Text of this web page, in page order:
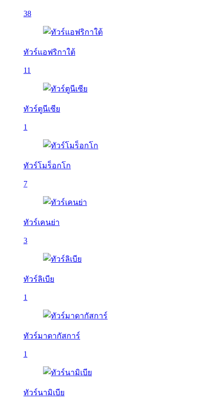
38
ทัวร์แอฟริกาใต้
11
ทัวร์ตูนีเซีย
1
ทัวร์โมร็อกโก
7
ทัวร์เคนย่า
3
ทัวร์ลิเบีย
1
ทัวร์มาดากัสการ์
1
ทัวร์นามิเบีย